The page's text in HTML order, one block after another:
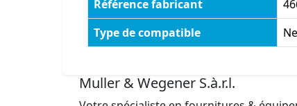
Référence fabricant
Type de compatible
Muller & Wegener S.à.r.l.